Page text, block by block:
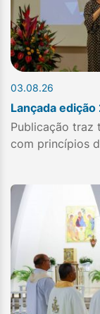
03.08.26
Lançada
Publicação traz
com princípios